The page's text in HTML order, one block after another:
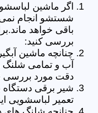
اگر ماشین
شستشو انجام
باقی خواهد
بررسی کنید:
چنانچه ماشین
آب و تمامی شلنگ
دقت مورد بررسی
شیر برقی
تعمیر لباسشویی